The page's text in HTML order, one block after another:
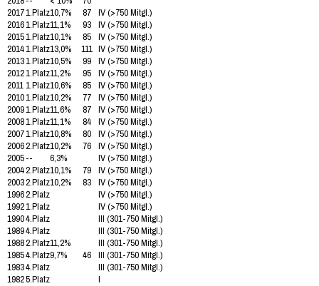
20171.Platz10,7% 87
IV (>750 Mitgl.)
20161.Platz11,1% 93
IV (>750 Mitgl.)
20151.Platz10,1% 85
IV (>750 Mitgl.)
20141.Platz13,0% 111 IV (>750 Mitgl.)
20131.Platz10,5% 99
IV (>750 Mitgl.)
20121.Platz11,2% 95
IV (>750 Mitgl.)
20111.Platz10,6% 85
IV (>750 Mitgl.)
20101.Platz10,2% 77
IV (>750 Mitgl.)
20091.Platz11,6% 87
IV (>750 Mitgl.)
20081.Platz11,1% 84
IV (>750 Mitgl.)
20071.Platz10,8% 80
IV (>750 Mitgl.)
20062.Platz10,2% 76
IV (>750 Mitgl.)
2005-- 6,3%
IV (>750 Mitgl.)
20042.Platz10,1% 79
IV (>750 Mitgl.)
20032.Platz10,2% 83
IV (>750 Mitgl.)
19962.Platz
IV (>750 Mitgl.)
19921.Platz
IV (>750 Mitgl.)
19904.Platz
III (301-750 Mitgl.)
19894.Platz
III (301-750 Mitgl.)
19882.Platz11,2%
III (301-750 Mitgl.)
19854.Platz9,7% 46
III (301-750 Mitgl.)
19834.Platz
III (301-750 Mitgl.)
19825.Platz I